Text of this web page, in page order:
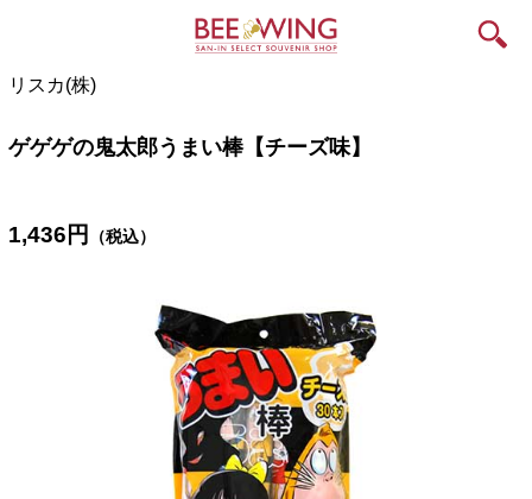
リスカ(株)
ゲゲゲの鬼太郎うまい棒【チーズ味】
1,436 円